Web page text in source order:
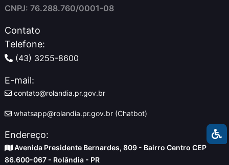
CNPJ: 76.288.760/0001-08
Contato
Telefone:
(43) 3255-8600
E-mail:
contato@rolandia.pr.gov.br
whatsapp@rolandia.pr.gov.br (Chatbot)
Endereço:
Avenida Presidente Bernardes, 809 - Bairro Centro CEP
86.600-067 - Rolândia - PR